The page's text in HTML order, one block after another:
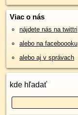
Viac o nás
nájdete nás na twittri
alebo na faceboooku
alebo aj v správach
kde hľadať